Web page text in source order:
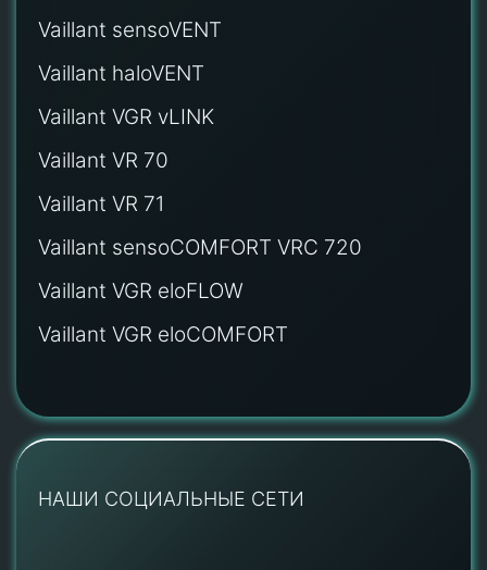
Vaillant sensoVENT
Vaillant haloVENT
Vaillant VGR vLINK
Vaillant VR 70
Vaillant VR 71
Vaillant sensoCOMFORT VRC 720
Vaillant VGR eloFLOW
Vaillant VGR eloCOMFORT
НАШИ СОЦИАЛЬНЫЕ СЕТИ